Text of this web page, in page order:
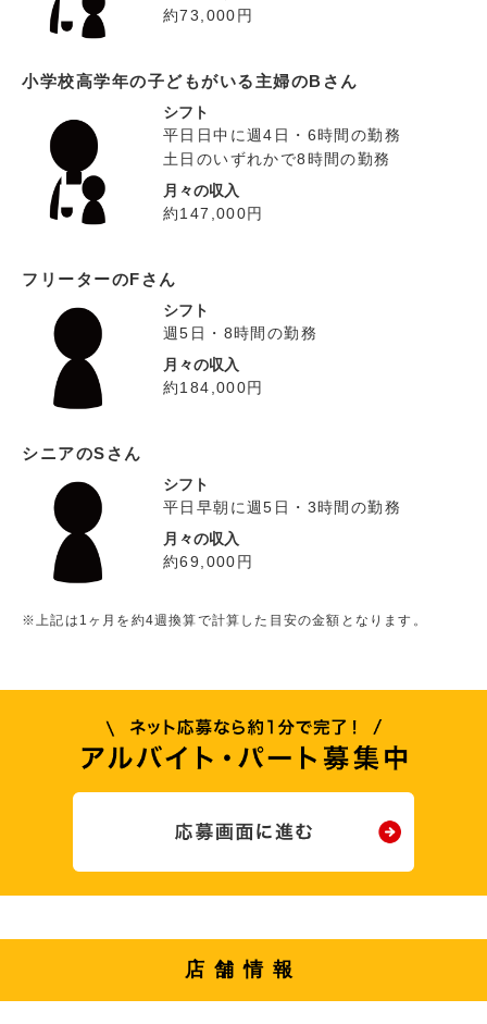
約73,000円
小学校高学年の子どもがいる主婦のBさん
シフト
平日日中に週4日・6時間の勤務
土日のいずれかで8時間の勤務
月々の収入
約147,000円
フリーターのFさん
シフト
週5日・8時間の勤務
月々の収入
約184,000円
シニアのSさん
シフト
平日早朝に週5日・3時間の勤務
月々の収入
約69,000円
※上記は1ヶ月を約4週換算で計算した目安の金額となります。
店舗情報